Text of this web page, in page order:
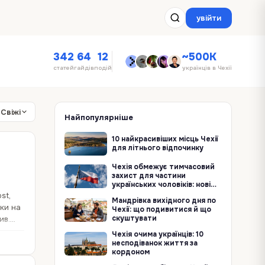
увійти
342
статей
64
гайдів
12
подій
~500K
українців в Чехії
Свіжі
на
Найпопулярніше
10 найкрасивіших місць Чехії
для літнього відпочинку
Чехія обмежує тимчасовий
захист для частини
українських чоловіків: нові
Мандрівка вихідного дня по
Чехії: що подивитися й що
скуштувати
Чехія очима українців: 10
несподіванок життя за
кордоном